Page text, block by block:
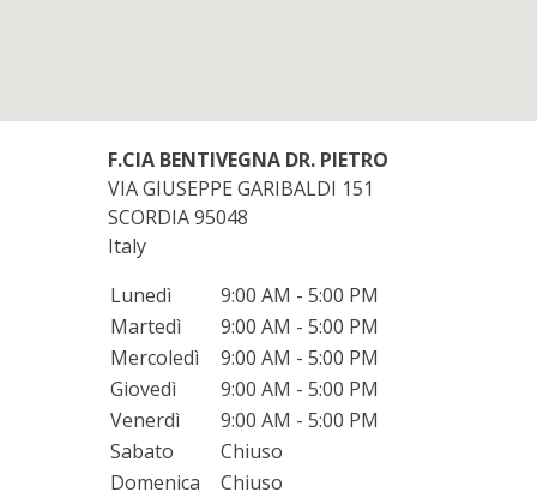
F.CIA BENTIVEGNA DR. PIETRO
VIA GIUSEPPE GARIBALDI 151
SCORDIA95048
Italy
Lunedì
9:00 AM - 5:00 PM
Martedì
9:00 AM - 5:00 PM
Mercoledì
9:00 AM - 5:00 PM
Giovedì
9:00 AM - 5:00 PM
Venerdì
9:00 AM - 5:00 PM
Sabato
Chiuso
Domenica
Chiuso